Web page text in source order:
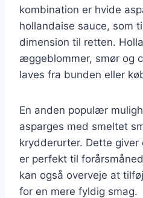
kombination er hvide
hollandaise sauce, som
dimension til retten.
æggeblommer, smør og
laves fra bunden eller
En anden populær
asparges med smeltet
krydderurter. Dette
er perfekt til
kan også overveje at
for en mere fyldig smag.